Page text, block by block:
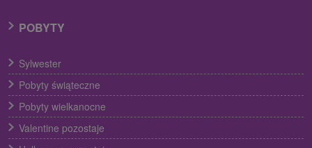
POBYTY
Sylwester
Pobyty świąteczne
Pobyty wielkanocne
Valentine pozostaje